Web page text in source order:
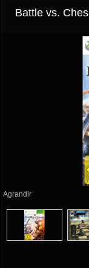
Battle vs.
Agrandir